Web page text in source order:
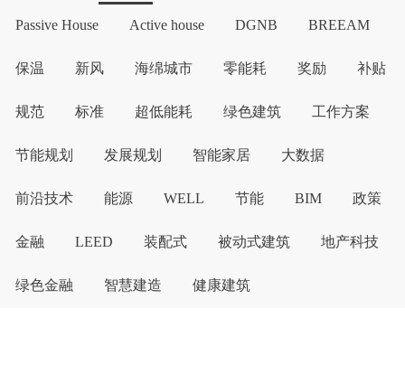
Passive House Active house DGNB BREEAM
保温 新风 海绵城市 零能耗 奖励 补贴
规范 标准 超低能耗 绿色建筑 工作方案
节能规划 发展规划 智能家居 大数据
前沿技术 能源 WELL 节能 BIM 政策
金融 LEED 装配式 被动式建筑 地产科技
绿色金融 智慧建造 健康建筑